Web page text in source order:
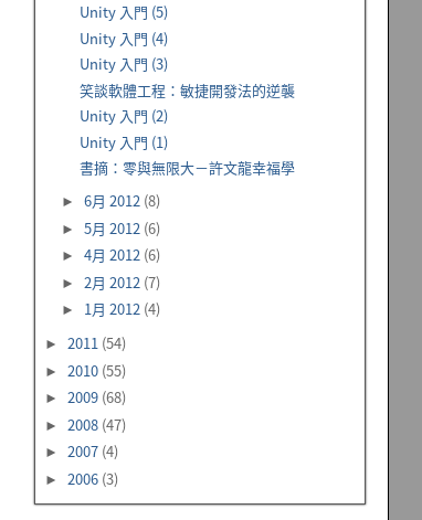
Unity 入門 (5)
Unity 入門 (4)
Unity 入門 (3)
笑談軟體工程：敏捷開發法的逆襲
Unity 入門 (2)
Unity 入門 (1)
書摘：零與無限大－許文龍幸福學
►6月 2012 (8)
►5月 2012 (6)
►4月 2012 (6)
►2月 2012 (7)
► 1月 2012 (4)
► 2011 (54)
► 2010 (55)
► 2009 (68)
► 2008 (47)
► 2007 (4)
► 2006 (3)